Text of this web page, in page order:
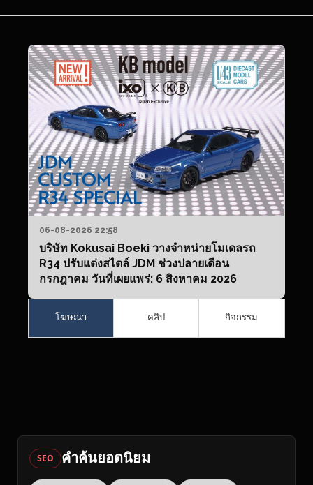
06-08-2026 22:58
บริษัท Kokusai Boeki วางจำหน่ายโมเดลรถ
R34 ปรับแต่งสไตล์ JDM ช่วงปลายเดือน
กรกฎาคม วันที่เผยแพร่: 6 สิงหาคม 2026
โฆษณา คลิป กิจกรรม
SEO คำค้นยอดนิยม